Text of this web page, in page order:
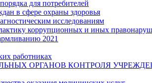
для потребителей
в сфере охраны здоровья
исследованиям
коррупционных и иных
2021
работниках
ОРГАНОВ КОНТРОЛЯ